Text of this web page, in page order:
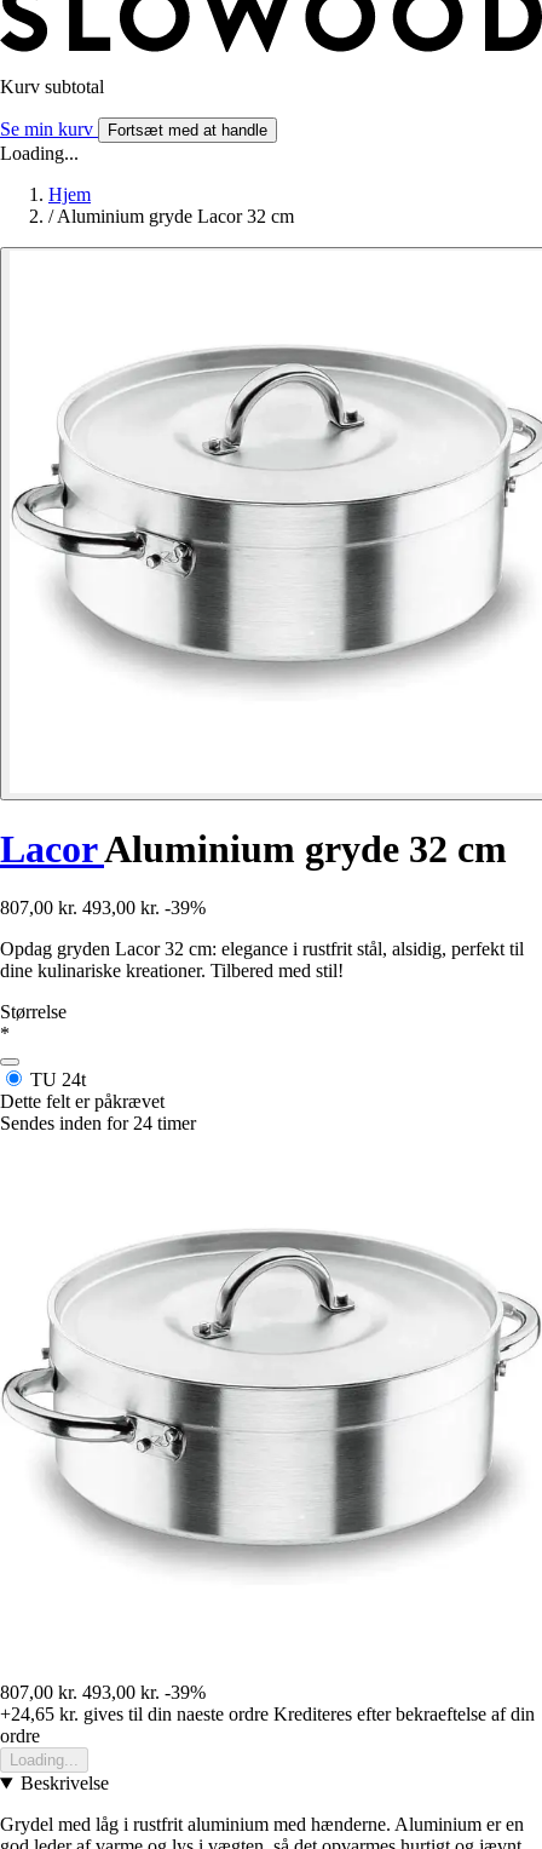
Kurv subtotal
Se min kurv Fortsæt med at handle
Loading...
Hjem
/ Aluminium gryde Lacor 32 cm
LacorAluminium gryde 32 cm
807,00 kr. 493,00 kr. -39%
Opdag gryden Lacor 32 cm: elegance i rustfrit stål, alsidig, perfekt til
dine kulinariske kreationer. Tilbered med stil!
Størrelse
*
TU 24t
Dette felt er påkrævet
Sendes inden for 24 timer
807,00 kr. 493,00 kr. -39%
+24,65 kr. gives til din naeste ordre Krediteres efter bekraeftelse af din
ordre
Loading...
Beskrivelse
Grydel med låg i rustfrit aluminium med hænderne. Aluminium er en